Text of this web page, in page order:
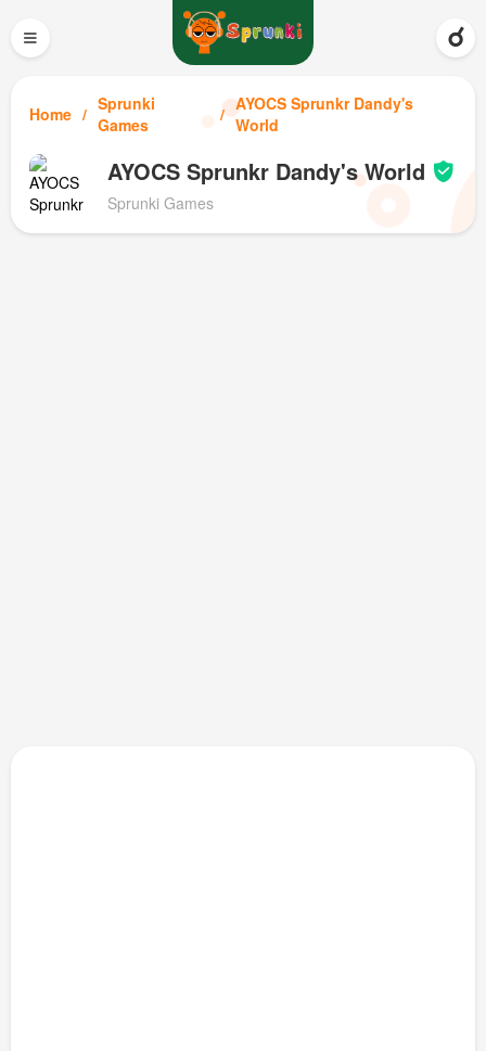
≡
Home
Sprunki
Games
AYOCS Sprunkr Dandy's
World
AYOCS Sprunkr Dandy's World
Sprunki Games